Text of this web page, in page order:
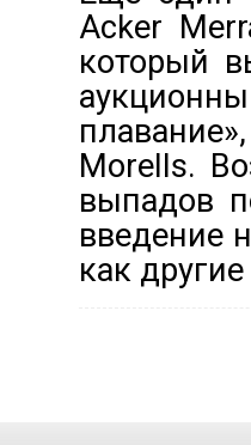
Acker
который
Morells.
выпадов
введение
как